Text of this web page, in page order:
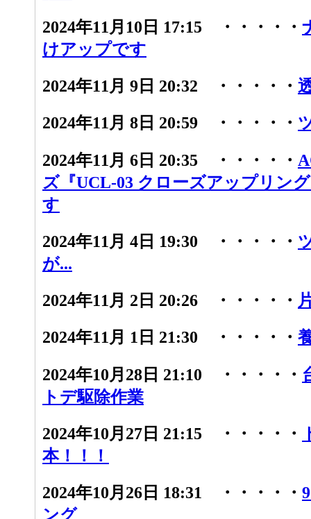
2024年11月10日 17:15 ・・・・・
けアップです
2024年11月 9日 20:32 ・・・・・
2024年11月 8日 20:59 ・・・・・
2024年11月 6日 20:35 ・・・・・
ズ『UCL-03 クローズアップリン
す
2024年11月 4日 19:30 ・・・・・
が...
2024年11月 2日 20:26 ・・・・・
2024年11月 1日 21:30 ・・・・・
2024年10月28日 21:10 ・・・・・
トデ駆除作業
2024年10月27日 21:15 ・・・・・
本！！！
2024年10月26日 18:31 ・・・・・
ング